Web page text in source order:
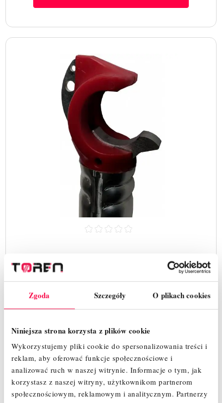
Zgoda Szczegóły O plikach cookies
Niniejsza strona korzysta z plików cookie
Wykorzystujemy pliki cookie do spersonalizowania treści i
reklam, aby oferować funkcje społecznościowe i
analizować ruch w naszej witrynie. Informacje o tym, jak
korzystasz z naszej witryny, użytkownikom partnerom
społecznościowym, reklamowym i analitycznym. Partnerzy
FARAONE STĘŻENIE POZIOME - 2 SZT (1,6M)
Cena
308,00 zł
SZYBKI PODGLĄD